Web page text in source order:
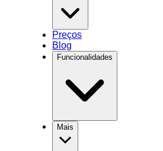
Preços
Blog
Funcionalidades
Mais